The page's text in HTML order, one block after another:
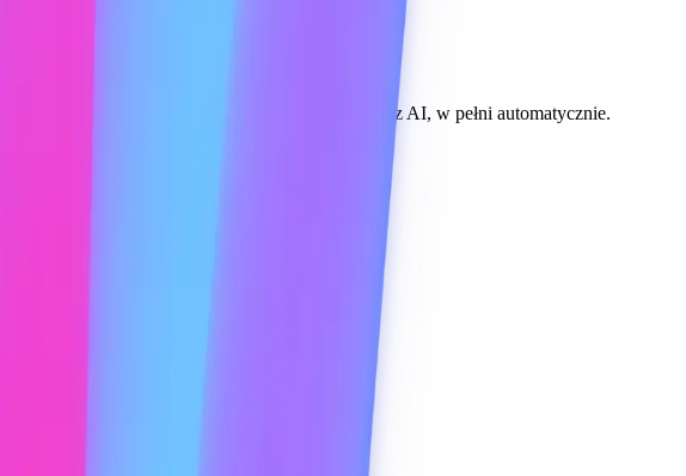
Transkrypcja, podsumowania i zadania z AI, w pełni automatycznie.